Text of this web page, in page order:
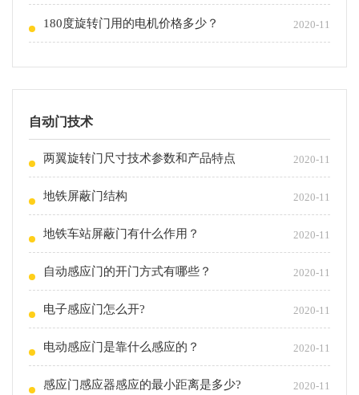
180度旋转门用的电机价格多少？ 2020-11
自动门技术
两翼旋转门尺寸技术参数和产品特点 2020-11
地铁屏蔽门结构 2020-11
地铁车站屏蔽门有什么作用？ 2020-11
自动感应门的开门方式有哪些？ 2020-11
电子感应门怎么开? 2020-11
电动感应门是靠什么感应的？ 2020-11
感应门感应器感应的最小距离是多少? 2020-11